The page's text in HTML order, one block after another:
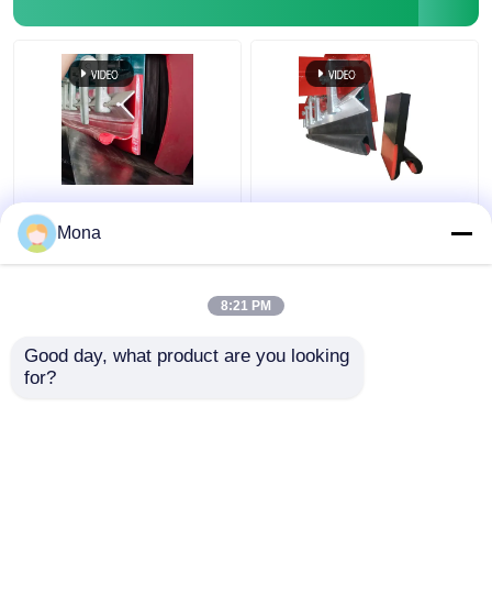
El lacre dual sólido del
poliuretano que bordea
la PU del labio doble
transportador de goma
K ultra se dobla el
bordear de goma de la
labio del tablero de la
falda del sello
Mona
8:21 PM
Good day, what product are you looking
for?